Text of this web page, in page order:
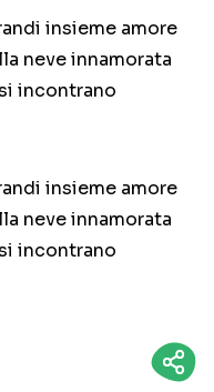
insieme amore
neve innamorata
incontrano
insieme amore
neve innamorata
incontrano